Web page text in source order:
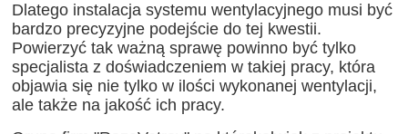
Dlatego instalacja systemu wentylacyjnego musi być
bardzo precyzyjne podejście do tej kwestii.
Powierzyć tak ważną sprawę powinno być tylko
specjalista z doświadczeniem w takiej pracy, która
objawia się nie tylko w ilości wykonanej wentylacji,
ale także na jakość ich pracy.